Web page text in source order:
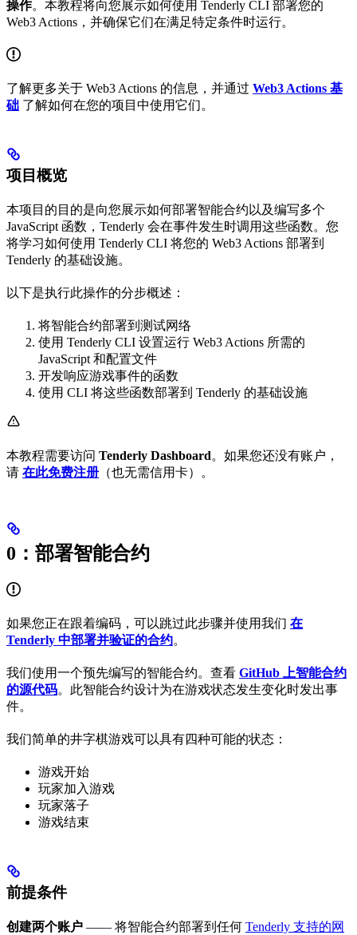
操作。本教程将向您展示如何使用 Tenderly CLI 部署您的
Web3 Actions，并确保它们在满足特定条件时运行。
了解更多关于 Web3 Actions 的信息，并通过 Web3 Actions 基
础 了解如何在您的项目中使用它们。
项目概览
本项目的目的是向您展示如何部署智能合约以及编写多个
JavaScript 函数，Tenderly 会在事件发生时调用这些函数。您
将学习如何使用 Tenderly CLI 将您的 Web3 Actions 部署到
Tenderly 的基础设施。
以下是执行此操作的分步概述：
将智能合约部署到测试网络
使用 Tenderly CLI 设置运行 Web3 Actions 所需的
JavaScript 和配置文件
开发响应游戏事件的函数
使用 CLI 将这些函数部署到 Tenderly 的基础设施
本教程需要访问 Tenderly Dashboard。如果您还没有账户，
请 在此免费注册 （也无需信用卡）。
0：部署智能合约
如果您正在跟着编码，可以跳过此步骤并使用我们 在
Tenderly 中部署并验证的合约。
我们使用一个预先编写的智能合约。查看 GitHub 上智能合约
的源代码。此智能合约设计为在游戏状态发生变化时发出事
件。
我们简单的井字棋游戏可以具有四种可能的状态：
游戏开始
玩家加入游戏
玩家落子
游戏结束
前提条件
创建两个账户 —— 将智能合约部署到任何 Tenderly 支持的网